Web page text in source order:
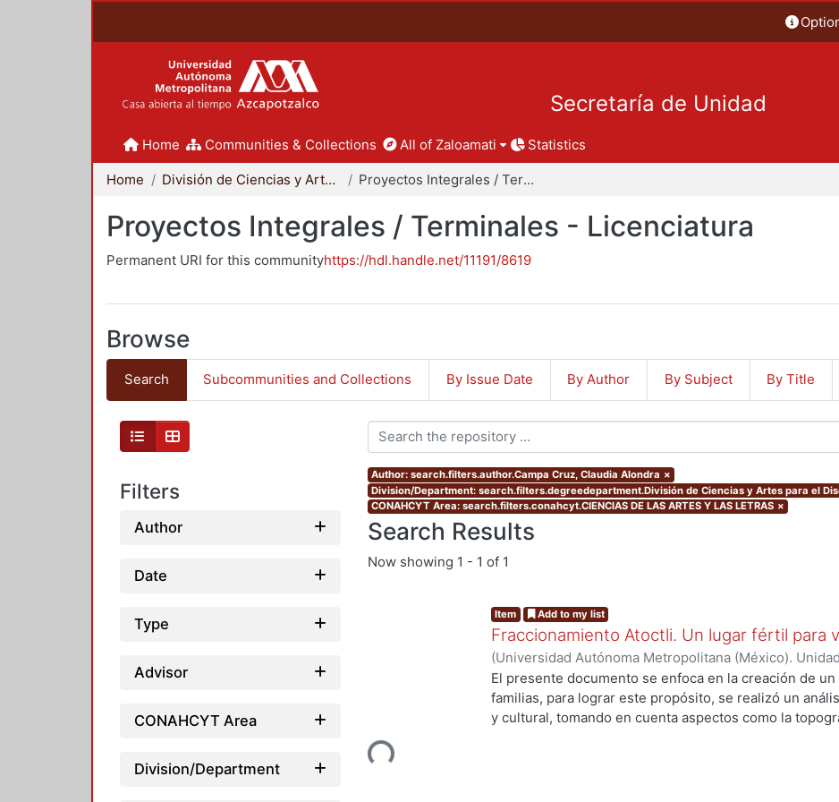
Secretaría de Unidad
Home Communities & Collections All of Zaloamati Statistics
Home División de Ciencias y Artes para el Diseño Proyectos Integrales / Terminales - Licenciatura
Proyectos Integrales / Terminales - Licenciatura
Permanent URI for this communityhttps://hdl.handle.net/11191/8619
Browse
Search Subcommunities and Collections By Issue Date By Author By Subject By Title
Filters
Author
Date
Type
Advisor
CONAHCYT Area
Division/Department
Author: search.filters.author.Campa Cruz, Claudia Alondra ×
Division/Department: search.filters.degreedepartment.División de Ciencias y Artes para el
CONAHCYT Area: search.filters.conahcyt.CIENCIAS DE LAS ARTES Y LAS LETRAS ×
Search Results
Now showing 1 - 1 of 1
Loading...
Item Add to my list
Fraccionamiento Atoctli. Un lugar fértil para
(Universidad Autónoma Metropolitana (México).
de Servicios de Información.,2023-06-30)Campa
Lozada, Jazmín Adriana; Chávez Jiménez, Marisol
El presente documento se enfoca en la creación de
familias, para lograr este propósito, se realizó un
y cultural, tomando en cuenta aspectos como la